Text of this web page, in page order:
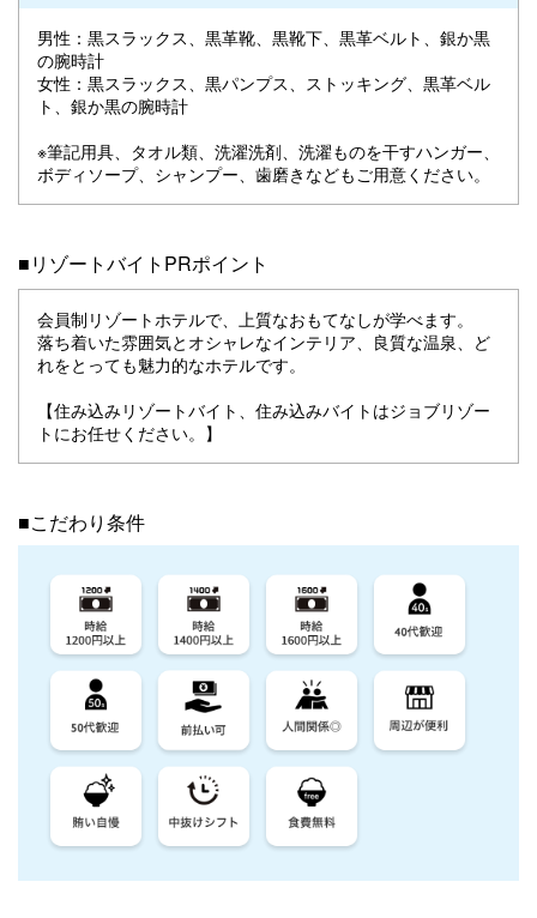
男性：黒スラックス、黒革靴、黒靴下、黒革ベルト、銀か黒
の腕時計
女性：黒スラックス、黒パンプス、ストッキング、黒革ベル
ト、銀か黒の腕時計
※筆記用具、タオル類、洗濯洗剤、洗濯ものを干すハンガー、
ボディソープ、シャンプー、歯磨きなどもご用意ください。
■リゾートバイトPRポイント
会員制リゾートホテルで、上質なおもてなしが学べます。
落ち着いた雰囲気とオシャレなインテリア、良質な温泉、ど
れをとっても魅力的なホテルです。
【住み込みリゾートバイト、住み込みバイトはジョブリゾー
トにお任せください。】
■こだわり条件